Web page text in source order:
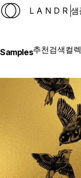
LANDR 샘
Samples추천검색컬